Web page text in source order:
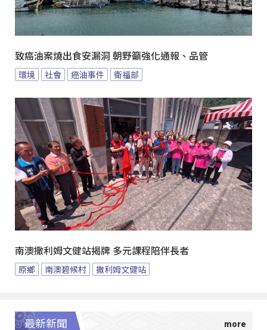
致癌油案燒出食安漏洞 朝野籲強化通報、品管
環境 社會 癌油事件 衛福部
南澳撒利姆文健站揭牌 多元課程陪伴長者
原鄉 南澳碧候村 撒利姆文健站
最新新聞